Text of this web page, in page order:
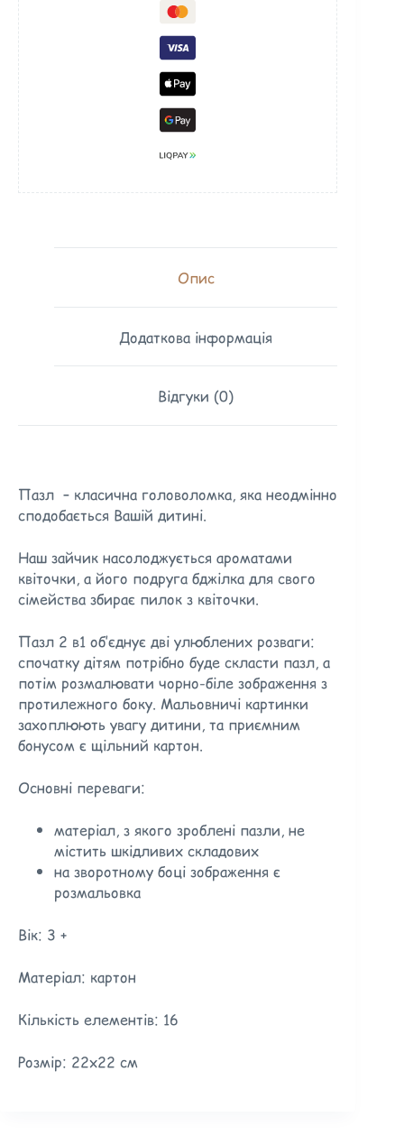
Опис
Додаткова інформація
Відгуки (0)
Пазл – класична головоломка, яка неодмінно
сподобається Вашій дитині.
Наш зайчик насолоджується ароматами
квіточки, а його подруга бджілка для свого
сімейства збирає пилок з квіточки.
Пазл 2 в1 об’єднує дві улюблених розваги:
спочатку дітям потрібно буде скласти пазл, а
потім розмалювати чорно-біле зображення з
протилежного боку. Мальовничі картинки
захоплюють увагу дитини, та приємним
бонусом є щільний картон.
Основні переваги:
матеріал, з якого зроблені пазли, не
містить шкідливих складових
на зворотному боці зображення є
розмальовка
Вік: 3 +
Матеріал: картон
Кількість елементів: 16
Розмір: 22х22 см